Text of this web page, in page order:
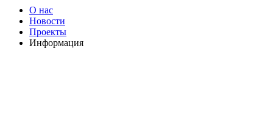
О нас
Новости
Проекты
Информация